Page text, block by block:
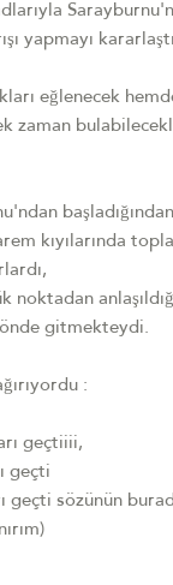
yapmayı
eğlenecek
zaman
kıyılarında
noktadan
gitmekteydi.
:
geçtiiii,
geçti
geçti sözünün